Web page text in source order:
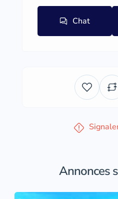
Chat
Annonces